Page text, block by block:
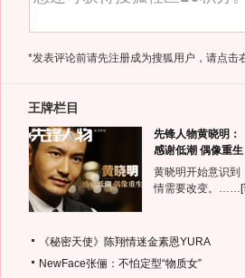
*发表评论前请先注册成为搜狐用户，请点击
王牌栏目
先锋人物黄晓明：
感谢低潮 偶像重生
黄晓明开始意识到
情需要改变。……
《秘密天使》陈翔情迷金素恩YURA
NewFace张俪：不怕定型“物质女”